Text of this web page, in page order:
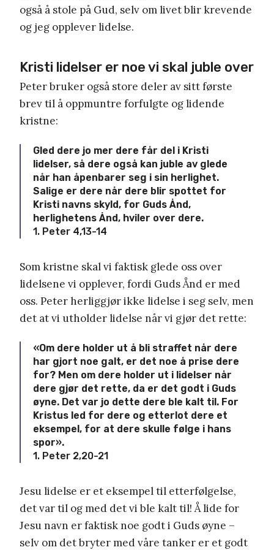
også å stole på Gud, selv om livet blir krevende
og jeg opplever lidelse.
Kristi lidelser er noe vi skal juble over
Peter bruker også store deler av sitt første
brev til å oppmuntre forfulgte og lidende
kristne:
Gled dere jo mer dere får del i Kristi
lidelser, så dere også kan juble av glede
når han åpenbarer seg i sin herlighet.
Salige er dere når dere blir spottet for
Kristi navns skyld, for Guds Ånd,
herlighetens Ånd, hviler over dere.
1. Peter 4,13-14
Som kristne skal vi faktisk glede oss over
lidelsene vi opplever, fordi Guds Ånd er med
oss. Peter herliggjør ikke lidelse i seg selv, men
det at vi utholder lidelse når vi gjør det rette:
«Om dere holder ut å bli straffet når dere
har gjort noe galt, er det noe å prise dere
for? Men om dere holder ut i lidelser når
dere gjør det rette, da er det godt i Guds
øyne. Det var jo dette dere ble kalt til. For
Kristus led for dere og etterlot dere et
eksempel, for at dere skulle følge i hans
spor».
1. Peter 2,20-21
Jesu lidelse er et eksempel til etterfølgelse,
det var til og med det vi ble kalt til! Å lide for
Jesu navn er faktisk noe godt i Guds øyne –
selv om det bryter med våre tanker er et godt